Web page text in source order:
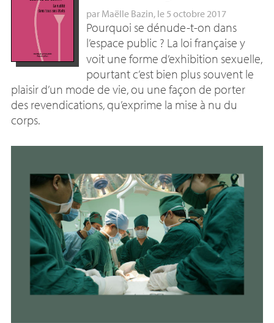
par Maëlle Bazin, le 5 octobre 2017
Pourquoi se dénude-t-on dans
l’espace public ? La loi française y
voit une forme d’exhibition sexuelle,
pourtant c’est bien plus souvent le
plaisir d’un mode de vie, ou une façon de porter
des revendications, qu’exprime la mise à nu du
corps.